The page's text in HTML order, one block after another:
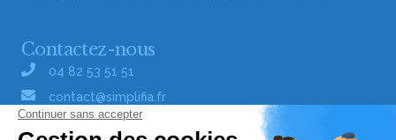
Contactez-nous
04 82 53 51 51
contact@simplifia.fr